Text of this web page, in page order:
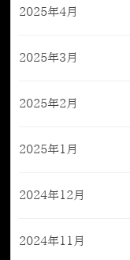
2025年4月
2025年3月
2025年2月
2025年1月
2024年12月
2024年11月